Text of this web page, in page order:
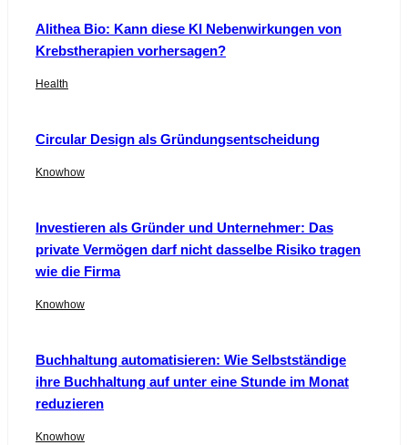
Alithea Bio: Kann diese KI Nebenwirkungen von
Krebstherapien vorhersagen?
Health
Circular Design als Gründungsentscheidung
Knowhow
Investieren als Gründer und Unternehmer: Das
private Vermögen darf nicht dasselbe Risiko tragen
wie die Firma
Knowhow
Buchhaltung automatisieren: Wie Selbstständige
ihre Buchhaltung auf unter eine Stunde im Monat
reduzieren
Knowhow